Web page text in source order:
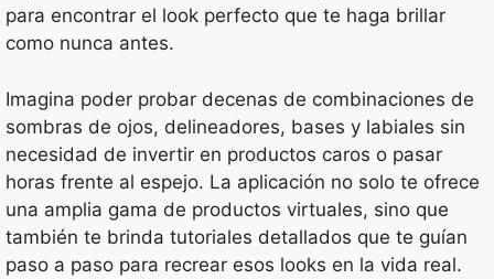
para encontrar el look perfecto que te haga brillar
como nunca antes.
Imagina poder probar decenas de combinaciones de
sombras de ojos, delineadores, bases y labiales sin
necesidad de invertir en productos caros o pasar
horas frente al espejo. La aplicación no solo te ofrece
una amplia gama de productos virtuales, sino que
también te brinda tutoriales detallados que te guían
paso a paso para recrear esos looks en la vida real.